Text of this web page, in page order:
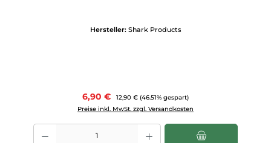
Hersteller: Shark Products
Verkaufspreis:
6,90 € Regulärer Preis:
12,90 € (46.51% gespart)
Preise inkl. MwSt. zzgl. Versandkosten
Produkt Anzahl: Gib den gewünschten Wert ein oder benutze die